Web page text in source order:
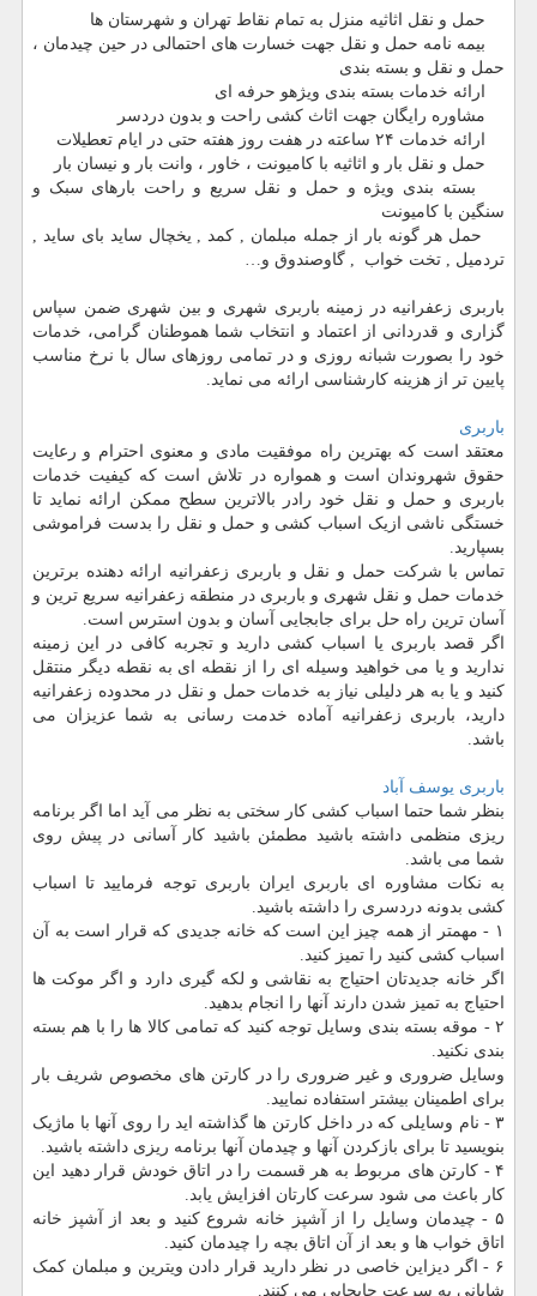
حمل و نقل اثاثیه منزل به تمام نقاط تهران و شهرستان ها
بیمه نامه حمل و نقل جهت خسارت های احتمالی در حین چیدمان ،
حمل و نقل و بسته بندی
ارائه خدمات بسته بندی ویژهو حرفه ای
مشاوره رایگان جهت اثاث کشی راحت و بدون دردسر
ارائه خدمات ۲۴ ساعته در هفت روز هفته حتی در ایام تعطیلات
حمل و نقل بار و اثاثیه با کامیونت ، خاور ، وانت بار و نیسان بار
بسته بندی ویژه و حمل و نقل سریع و راحت بارهای سبک و
سنگین با کامیونت
حمل هر گونه بار از جمله مبلمان , کمد , یخچال ساید بای ساید ,
تردمیل , تخت خواب , گاوصندوق و
باربری زعفرانیه در زمینه باربری شهری و بین شهری ضمن سپاس
گزاری و قدردانی از اعتماد و انتخاب شما هموطنان گرامی، خدمات
خود را بصورت شبانه روزی و در تمامی روزهای سال با نرخ مناسب
پایین تر از هزینه کارشناسی ارائه می نماید.
باربری
معتقد است که بهترین راه موفقیت مادی و معنوی احترام و رعایت
حقوق شهروندان است و همواره در تلاش است که کیفیت خدمات
باربری و حمل و نقل خود رادر بالاترین سطح ممکن ارائه نماید تا
خستگی ناشی ازیک اسباب کشی و حمل و نقل را بدست فراموشی
بسپارید.
تماس با شرکت حمل و نقل و باربری زعفرانیه ارائه دهنده برترین
خدمات حمل و نقل شهری و باربری در منطقه زعفرانیه سریع ترین و
آسان ترین راه حل برای جابجایی آسان و بدون استرس است.
اگر قصد باربری یا اسباب کشی دارید و تجربه کافی در این زمینه
ندارید و یا می خواهید وسیله ای را از نقطه ای به نقطه دیگر منتقل
کنید و یا به هر دلیلی نیاز به خدمات حمل و نقل در محدوده زعفرانیه
دارید، باربری زعفرانیه آماده خدمت رسانی به شما عزیزان می
باشد.
باربری یوسف آباد
بنظر شما حتما اسباب کشی کار سختی به نظر می آید اما اگر برنامه
ریزی منظمی داشته باشید مطمئن باشید کار آسانی در پیش روی
شما می باشد.
به نکات مشاوره ای باربری ایران باربری توجه فرمایید تا اسباب
کشی بدونه دردسری را داشته باشید.
۱ - مهمتر از همه چیز این است که خانه جدیدی که قرار است به آن
اسباب کشی کنید را تمیز کنید.
اگر خانه جدیدتان احتیاج به نقاشی و لکه گیری دارد و اگر موکت ها
احتیاج به تمیز شدن دارند آنها را انجام بدهید.
۲ - موقه بسته بندی وسایل توجه کنید که تمامی کالا ها را با هم بسته
بندی نکنید.
وسایل ضروری و غیر ضروری را در کارتن های مخصوص شریف بار
برای اطمینان بیشتر استفاده نمایید.
۳ - نام وسایلی که در داخل کارتن ها گذاشته اید را روی آنها با ماژیک
بنویسید تا برای بازکردن آنها و چیدمان آنها برنامه ریزی داشته باشید.
۴ - کارتن های مربوط به هر قسمت را در اتاق خودش قرار دهید این
کار باعث می شود سرعت کارتان افزایش یابد.
۵ - چیدمان وسایل را از آشپز خانه شروع کنید و بعد از آشپز خانه
اتاق خواب ها و بعد از آن اتاق بچه را چیدمان کنید.
۶ - اگر دیزاین خاصی در نظر دارید قرار دادن ویترین و مبلمان کمک
شایانی به سرعت جابجایی می کنند.